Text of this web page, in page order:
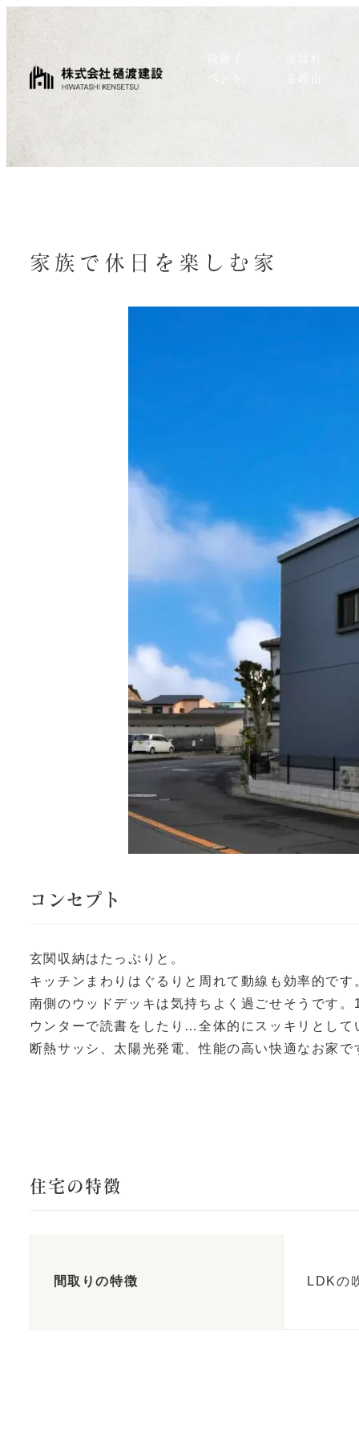
最新イ
ベント
家族で休日を楽しむ家
コンセプト
玄関収納はたっぷりと。
キッチンまわりはぐるりと周れて動線も効率的で
南側のウッドデッキは気持ちよく過ごせそうです
ウンターで読書をしたり…全体的にスッキリとし
断熱サッシ、太陽光発電、性能の高い快適なお家
住宅の特徴
間取りの特徴 LDKの